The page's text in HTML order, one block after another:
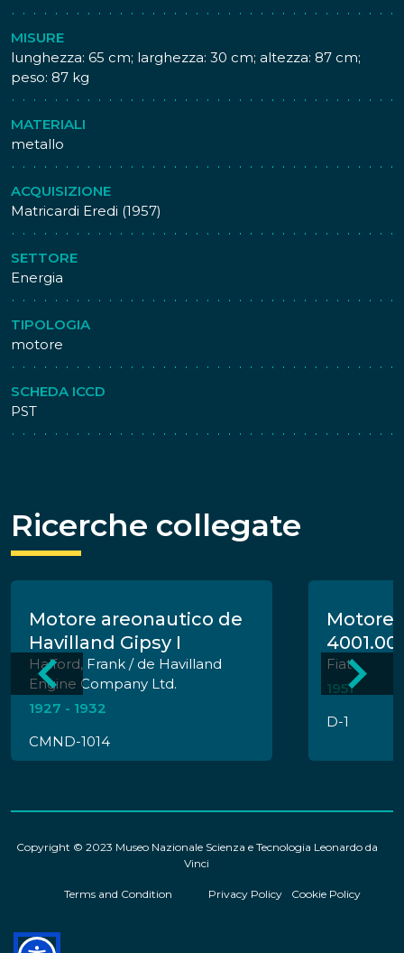
MISURE
lunghezza: 65 cm; larghezza: 30 cm; altezza: 87 cm;
peso: 87 kg
MATERIALI
metallo
ACQUISIZIONE
Matricardi Eredi (1957)
SETTORE
Energia
TIPOLOGIA
motore
SCHEDA ICCD
PST
Ricerche collegate
Motore areonautico de
Havilland Gipsy I
Halford, Frank / de Havilland
Engine Company Ltd.
1927 - 1932
CMND-1014
Motore
4001.001
Fiat
1951
D-1
Copyright © 2023 Museo Nazionale Scienza e Tecnologia Leonardo da
Vinci
Terms and Condition Privacy Policy Cookie Policy